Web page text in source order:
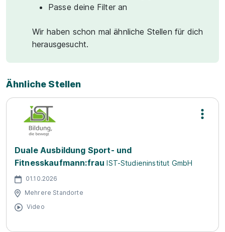
Passe deine Filter an
Wir haben schon mal ähnliche Stellen für dich
herausgesucht.
Ähnliche Stellen
Duale Ausbildung Sport- und
Fitnesskaufmann:frau IST-Studieninstitut GmbH
01.10.2026
Mehrere Standorte
Video